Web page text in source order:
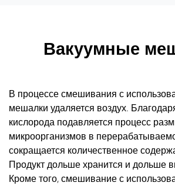
Вакуумные
В процессе смешивания с
мешалки удаляется воздух.
кислорода подавляется процесс
микроорганизмов в
сокращается количественное
Продукт дольше хранится и дольше
Кроме того, смешивание с